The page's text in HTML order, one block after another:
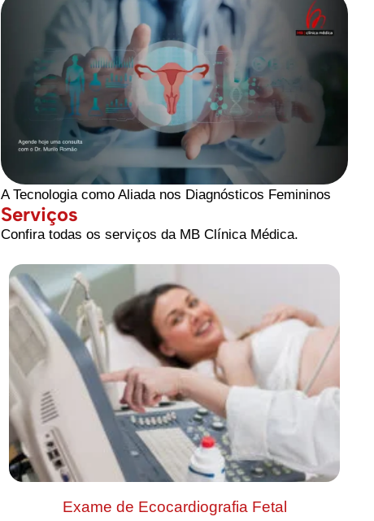
A Tecnologia como Aliada nos Diagnósticos Femininos
Serviços
Confira todas os serviços da MB Clínica Médica.
Exame de Ecocardiografia Fetal